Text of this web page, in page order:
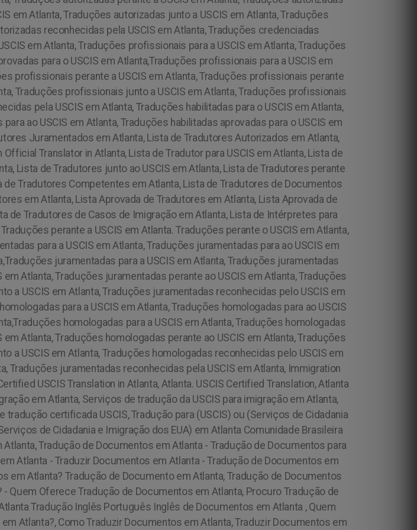
em Atlanta, Traduções autorizadas junto a USCIS em Atlanta, Traduções
reconhecidas pela USCIS em Atlanta, Traduções credenciadas
em Atlanta, Traduções profissionais para a USCIS em Atlanta, Traduções
para o USCIS em Atlanta,Traduções profissionais para a USCIS em
profissionais perante a USCIS em Atlanta, Traduções profissionais perante
Traduções profissionais junto a USCIS em Atlanta, Traduções profissionais
pela USCIS em Atlanta, Traduções habilitadas para o USCIS em Atlanta,
ao USCIS em Atlanta, Traduções habilitadas aprovadas para o USCIS em
Juramentados em Atlanta, Lista de Tradutores Autorizados em Atlanta,
Translator in Atlanta, Lista de Tradutor para USCIS em Atlanta, Lista de
Lista de Tradutores junto ao USCIS em Atlanta, Lista de Tradutores perante
Tradutores Competentes em Atlanta, Lista de Tradutores de Documentos
em Atlanta, Lista Aprovada de Tradutores em Atlanta, Lista Aprovada de
de Tradutores de Casos de Imigração em Atlanta, Lista de Intérpretes para
perante a USCIS em Atlanta. Traduções perante o USCIS em Atlanta,
para a USCIS em Atlanta, Traduções juramentadas para ao USCIS em
juramentadas para a USCIS em Atlanta, Traduções juramentadas
Atlanta, Traduções juramentadas perante ao USCIS em Atlanta, Traduções
a USCIS em Atlanta, Traduções juramentadas reconhecidas pelo USCIS em
para a USCIS em Atlanta, Traduções homologadas para ao USCIS
homologadas para a USCIS em Atlanta, Traduções homologadas
Atlanta, Traduções homologadas perante ao USCIS em Atlanta, Traduções
a USCIS em Atlanta, Traduções homologadas reconhecidas pelo USCIS em
Traduções juramentadas reconhecidas pela USCIS em Atlanta, Immigration
USCIS Translation in Atlanta, Atlanta. USCIS Certified Translation, Atlanta
em Atlanta, Serviços de tradução da USCIS para imigração em Atlanta,
certificada USCIS, Tradução para (USCIS) ou (Serviços de Cidadania
de Cidadania e Imigração dos EUA) em Atlanta Comunidade Brasileira
Tradução de Documentos em Atlanta - Tradução de Documentos para
Atlanta - Traduzir Documentos em Atlanta - Tradução de Documentos em
em Atlanta? Tradução de Documento em Atlanta, Tradução de Documentos
Quem Oferece Tradução de Documentos em Atlanta, Procuro Tradução de
Tradução Inglês Português Inglês de Documentos em Atlanta , Quem
Atlanta?, Como Traduzir Documentos em Atlanta, Traduzir Documentos em